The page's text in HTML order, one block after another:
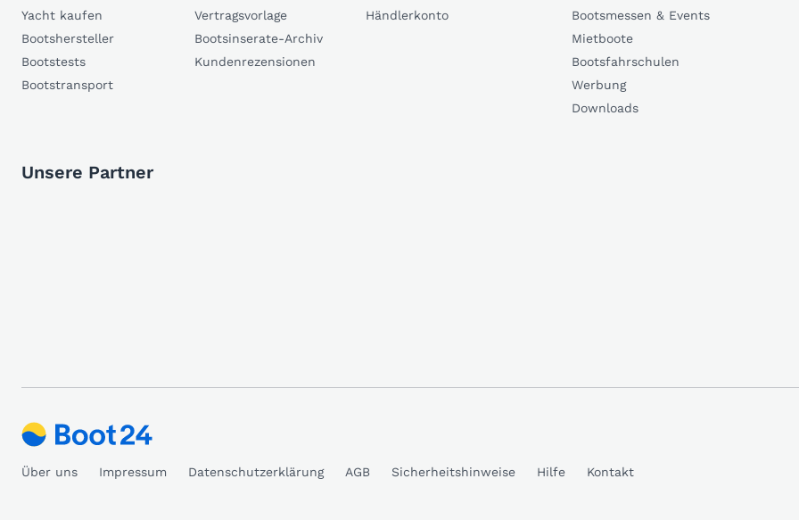
Yacht kaufen
Bootshersteller
Bootstests
Bootstransport
Vertragsvorlage
Bootsinserate-Archiv
Kundenrezensionen
Händlerkonto
Bootsmessen & Events
Mietboote
Bootsfahrschulen
Werbung
Downloads
Unsere Partner
Über uns Impressum Datenschutzerklärung AGB Sicherheitshinweise Hilfe Kontakt